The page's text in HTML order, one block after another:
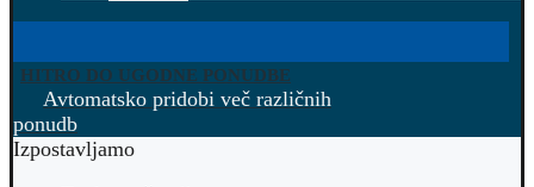
HITRO DO UGODNE PONUDBE
Avtomatsko pridobi več različnih
ponudb
Izpostavljamo